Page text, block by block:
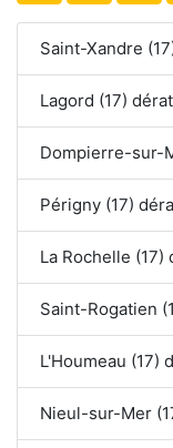
Saint-Xandre
Lagord (17)
Dompierre-sur-
Périgny (17)
La Rochelle (17)
Saint-Rogatien
L'Houmeau (17)
Nieul-sur-Mer